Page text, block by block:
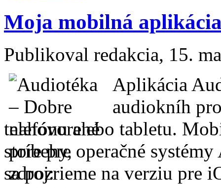
Moja mobilná
Publikoval redakcia, 15.
Aplikácia
audiokníh
telefónu alebo tabletu.
store pre operačné
sa pozrieme na verziu pre